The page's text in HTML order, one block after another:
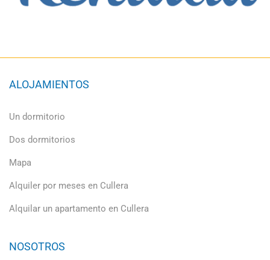
ALOJAMIENTOS
Un dormitorio
Dos dormitorios
Mapa
Alquiler por meses en Cullera
Alquilar un apartamento en Cullera
NOSOTROS